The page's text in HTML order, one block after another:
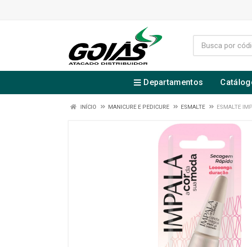
Departamentos
INÍCIO MANICURE E PEDICURE ESMALTE ESMALTE